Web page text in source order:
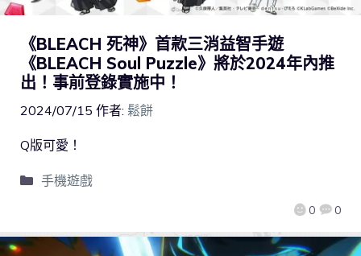
《BLEACH 死神》首款三消益智手遊
《BLEACH Soul Puzzle》將於2024年內推
出！事前登錄實施中！
2024/07/15 作者: 鬆餅
0 0
Q版可愛！
手機遊戲